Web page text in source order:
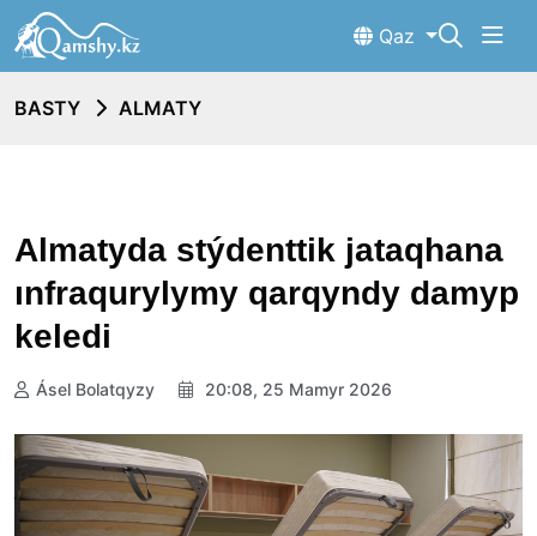
Qaz
BASTY ALMATY
Almatyda stýdenttik jataqhana
ınfraqurylymy qarqyndy damyp
keledi
Ásel Bolatqyzy 20:08, 25 Mamyr 2026